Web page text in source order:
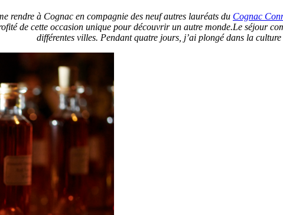
rendre à Cognac en compagnie des neuf autres lauréats du Cognac
de cette occasion unique pour découvrir un autre monde.Le séjour
différentes villes. Pendant quatre jours, j’ai plongé dans la